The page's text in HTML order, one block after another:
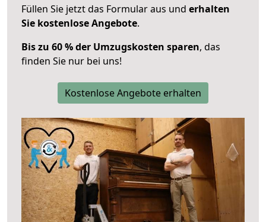
Füllen Sie jetzt das Formular aus und erhalten
Sie kostenlose Angebote.
Bis zu 60 % der Umzugskosten sparen, das
finden Sie nur bei uns!
Kostenlose Angebote erhalten